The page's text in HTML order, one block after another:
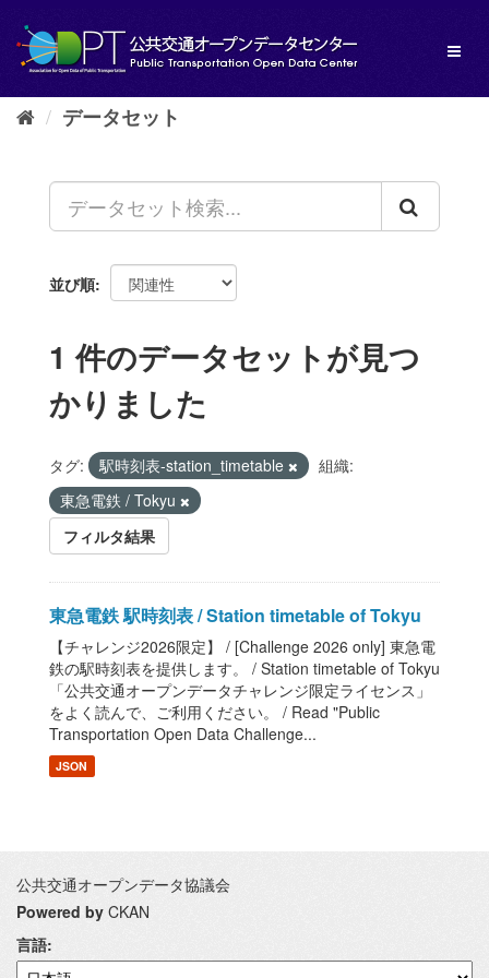
し
データセット
並び順
1 件のデータセットが見つ
かりました
タグ: 駅時刻表-station_timetable
組織:
東急電鉄 / Tokyu
フィルタ結果
東急電鉄 駅時刻表 / Station timetable of Tokyu
【チャレンジ2026限定】 / [Challenge 2026 only] 東急電
鉄の駅時刻表を提供します。 / Station timetable of Tokyu
「公共交通オープンデータチャレンジ限定ライセンス」
をよく読んで、ご利用ください。 / Read "Public
Transportation Open Data Challenge...
JSON
公共交通オープンデータ協議会
Powered by CKAN
言語